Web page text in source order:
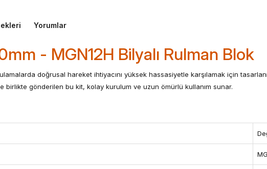
Yorumlar
- MGN12H Bilyalı Rulman Blok
doğrusal hareket ihtiyacını yüksek hassasiyetle karşılamak için
birlikte gönderilen bu kit, kolay kurulum ve uzun ömürlü kullanım sunar.